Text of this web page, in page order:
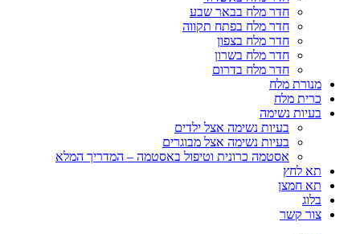
חדר מלח בבאר שבע
חדר מלח בפתח תקווה
חדר מלח בצפון
חדר מלח בשרון
חדר מלח בדרום
מנורת מלח
כרית מלח
בעיות נשימה
בעיות נשימה אצל ילדים
בעיות נשימה אצל מבוגרים
אסטמה כרונית וטיפול באסטמה – המדריך המלא
תא לחץ
תא חמצן
בלוג
צור קשר